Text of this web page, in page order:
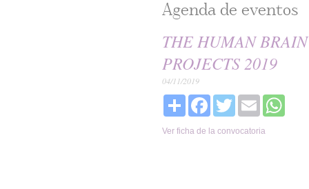
Agenda de eventos
THE HUMAN
PROJECTS 2019
04/11/2019
Share Facebook
Twitter Email
Ver ficha de la convocatoria